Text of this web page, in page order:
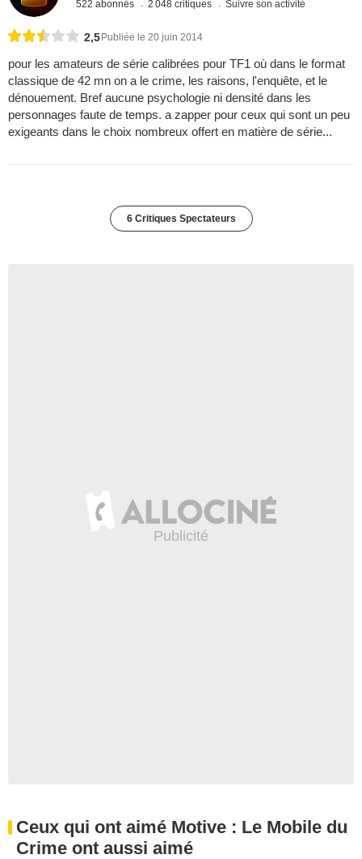
522 abonnés 2 048 critiques Suivre son activité
2,5Publiée le 20 juin 2014
pour les amateurs de série calibrées pour TF1 où dans le format
classique de 42 mn on a le crime, les raisons, l'enquête, et le
dénouement. Bref aucune psychologie ni densité dans les
personnages faute de temps. a zapper pour ceux qui sont un peu
exigeants dans le choix nombreux offert en matière de série...
6 Critiques Spectateurs
Ceux qui ont aimé Motive : Le Mobile du
Crime ont aussi aimé